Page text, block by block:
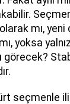
mı,
yoksa
görecek?
seçmenle